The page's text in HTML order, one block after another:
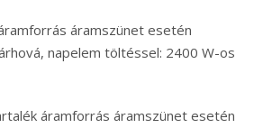
áramszünet esetén
napelem töltéssel: 2400 W-os
áramforrás áramszünet esetén